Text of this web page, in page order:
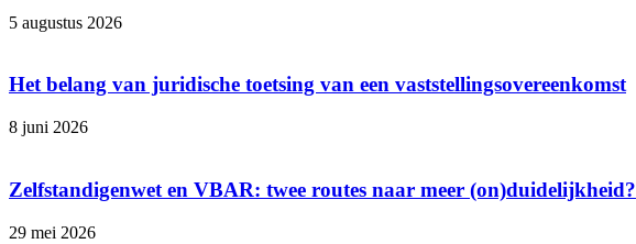
5 augustus 2026
Het belang van juridische toetsing van een vaststellingsovereenkomst
8 juni 2026
Zelfstandigenwet en VBAR: twee routes naar meer (on)duidelijkheid?
29 mei 2026